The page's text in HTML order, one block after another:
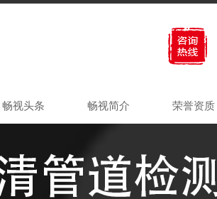
畅视头条 畅视简介 荣誉资质